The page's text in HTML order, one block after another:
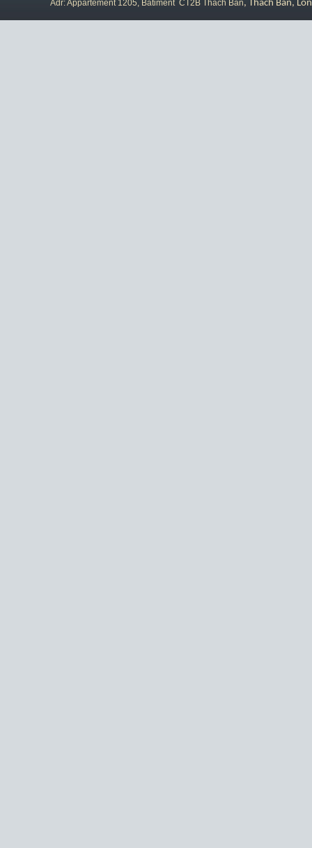
Adr: Appartement 1205, Bâtiment CT2B Thach Ban, Thach Ban,